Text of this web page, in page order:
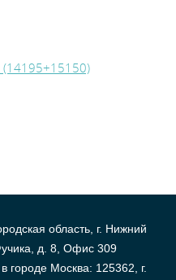
(14195+15150)
область, г. Нижний
д. 8, Офис 309
Москва: 125362, г.